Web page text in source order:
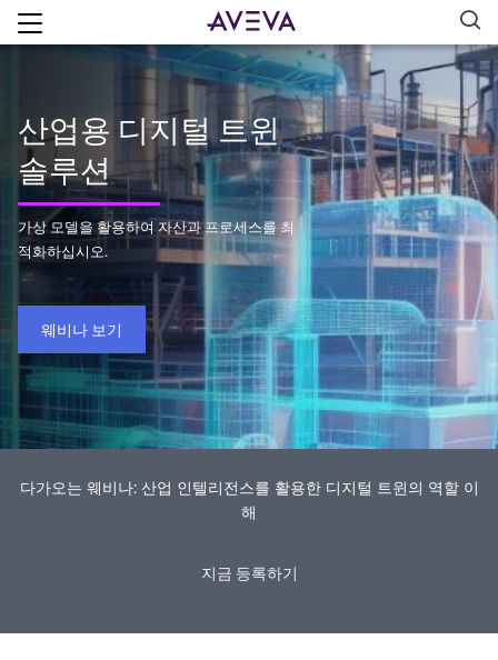
산업용 디지털 트윈
솔루션
가상 모델을 활용하여 자산과 프로세스를 최
적화하십시오.
웨비나 보기
다가오는 웨비나: 산업 인텔리전스를 활용한 디지털 트윈의 역할 이
해
지금 등록하기